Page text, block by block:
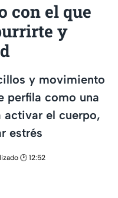
con el que
y
y movimiento
perfila como una
el cuerpo,
estrés
🕑 12:52